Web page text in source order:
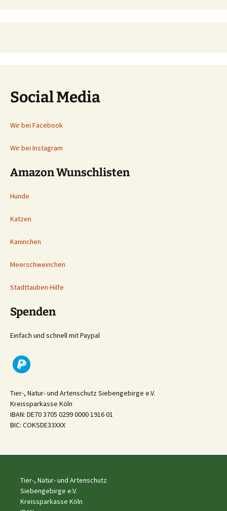
Social Media
Wir bei Facebook
Wir bei Instagram
Amazon Wunschlisten
Hunde
Katzen
Kaninchen
Meerschweinchen
Stadttauben-Hilfe
Spenden
Einfach und schnell mit Paypal
Tier-, Natur- und Artenschutz Siebengebirge e.V.
Kreissparkasse Köln
IBAN: DE70 3705 0299 0000 1916 01
BIC: COKSDE33XXX
Tier-, Natur- und Artenschutz
Siebengebirge e.V.
Kreissparkasse Köln